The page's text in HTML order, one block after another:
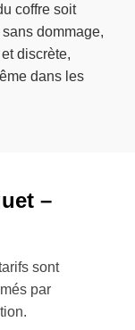
coffre soit
dommage,
discrète,
dans les
–
sont
par